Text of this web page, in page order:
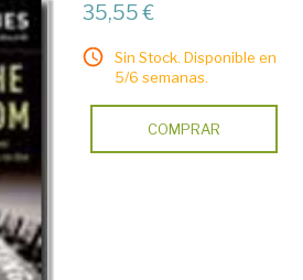
35,55 €
Sin Stock. Disponible en
5/6 semanas.
COMPRAR